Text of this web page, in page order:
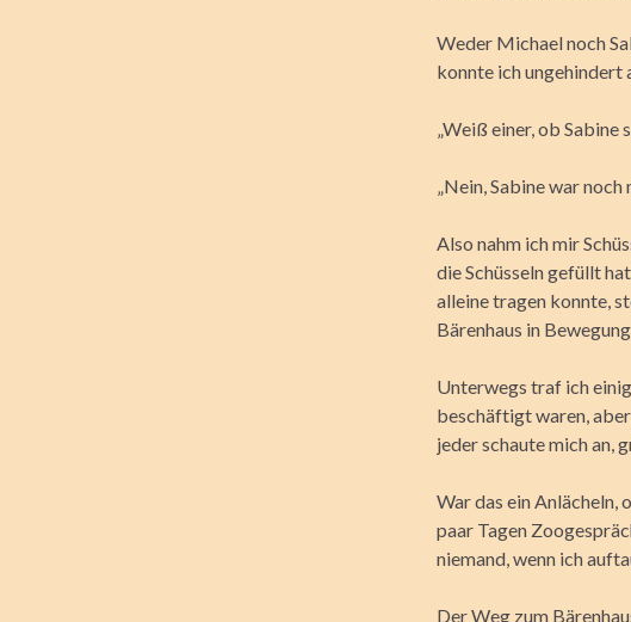
Weder Michael noch
konnte ich ungehindert
„Weiß einer, ob Sabine
„Nein, Sabine war
Also nahm ich mir
die Schüsseln gefüllt
alleine tragen konnte,
Bärenhaus in
Unterwegs traf ich
beschäftigt waren,
jeder schaute mich an,
War das ein Anlächeln,
paar Tagen
niemand, wenn ich
Der Weg zum